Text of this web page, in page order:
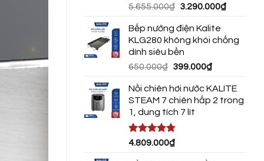
Được xếp
5 sao
5.655.000₫ Giá
là:
5.655.000₫.
3.290.000₫Giá
là:
Bếp nướng điện Kalite
KLG280 không khói chống
dính siêu bền
650.000₫ Giá
là:
650.000₫.
399.000₫Giá
tại
là:
Nồi chiên hơi nước KALITE
STEAM 7 chiên hấp 2 trong
1, dung tích 7 lít
Được xếp
4.809.000₫